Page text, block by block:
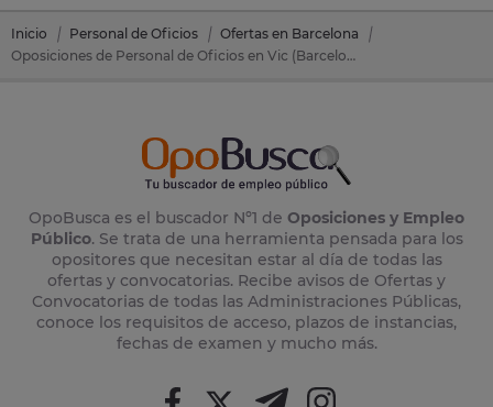
Inicio Personal de Oficios
Ofertas en Barcelona
Oposiciones de Personal de Oficios en Vic (Barcelona)
OpoBusca es el buscador Nº1 de Oposiciones y Empleo
Público. Se trata de una herramienta pensada para los
opositores que necesitan estar al día de todas las
ofertas y convocatorias. Recibe avisos de Ofertas y
Convocatorias de todas las Administraciones Públicas,
conoce los requisitos de acceso, plazos de instancias,
fechas de examen y mucho más.